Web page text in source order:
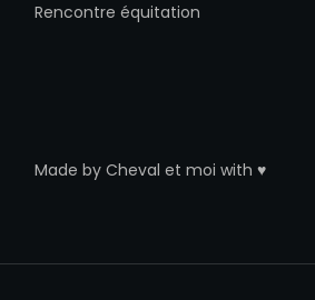
Rencontre équitation
Made by Cheval et moi with ♥